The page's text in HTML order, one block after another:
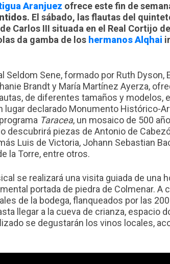
Aranjuez ofrece este fin de
. El sábado, las flautas del
Carlos III situada en el Real Cortijo
da gamba de los hermanos Alqhai
Seldom Sene, formado por Ruth Dyson,
Brandt y María Martínez Ayerza,
de diferentes tamaños y modelos,
lugar declarado Monumento Histórico-
Taracea, un mosaico de 500
descubrirá piezas de Antonio de
Luis de Victoria, Johann Sebastian
la Torre, entre otros.
se realizará una visita guiada de una
portada de piedra de Colmenar. A
de la bodega, flanqueados por las
llegar a la cueva de crianza, espacio
se degustarán los vinos locales,